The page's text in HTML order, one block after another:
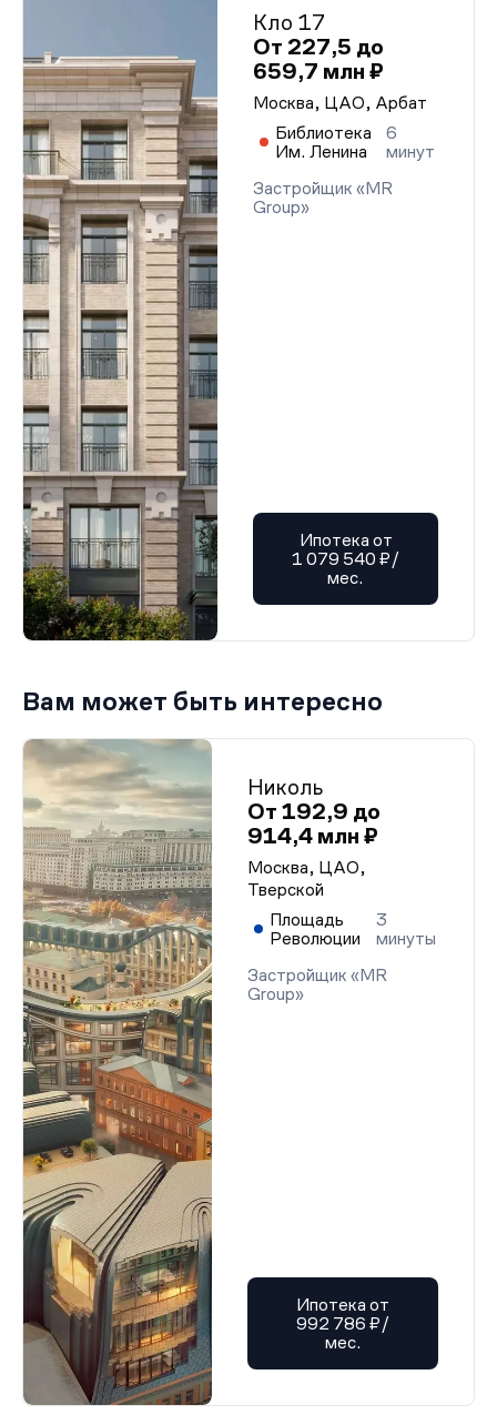
Кло 17
От 227,5 до
659,7 млн ₽
Москва, ЦАО, Арбат
Библиотека
Им. Ленина
6
минут
Застройщик «MR
Group»
Ипотека от
1 079 540 ₽/
мес.
Вам может быть интересно
Николь
От 192,9 до
914,4 млн ₽
Москва, ЦАО,
Тверской
Площадь
Революции
3
минуты
Застройщик «MR
Group»
Ипотека от
992 786 ₽/
мес.